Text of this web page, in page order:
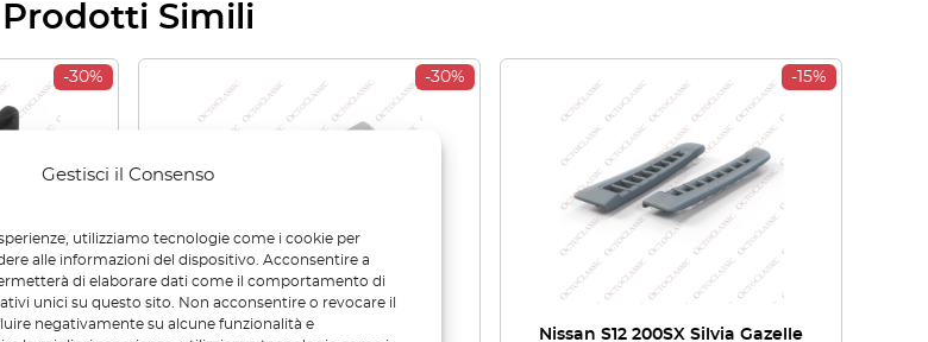
Gestisci il Consenso
utilizziamo tecnologie come i cookie per
alle informazioni del dispositivo. Acconsentire a
di elaborare dati come il comportamento di
unici su questo sito. Non acconsentire o revocare il
negativamente su alcune funzionalità e
Prodotti Simili
-30%
Gazelle
-30% -15%
Nissan S12 200SX Silvia Gazelle